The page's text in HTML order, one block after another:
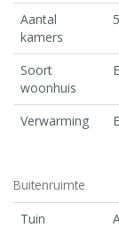
Aantal
kamers
Soort
woonhuis
Verwarming
Buitenruimte
Tuin